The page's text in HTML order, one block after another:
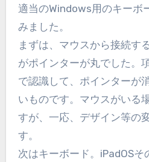
適当のWindows用のキーボ
みました。
まずは、マウスから接続す
がポインターが丸でした。
で認識して、ポインターが
いものです。マウスがいる
すが、一応、デザイン等の
す。
次はキーボード。iPadOS